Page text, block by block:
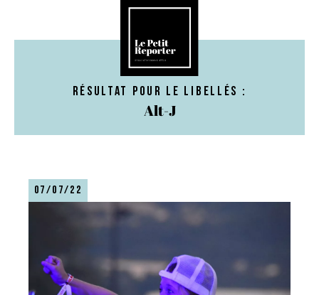
Résultat pour le libellés :
Alt-J
07/07/22